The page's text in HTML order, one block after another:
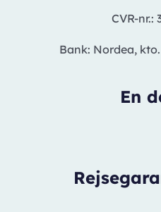
CVR-nr.:
Bank: Nordea,
En